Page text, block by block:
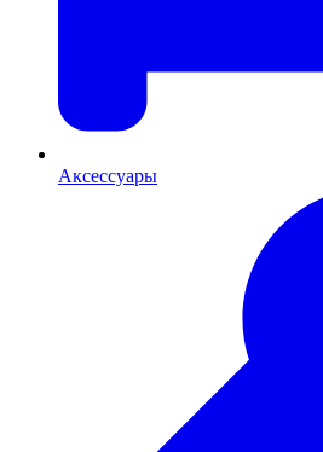
Аксессуары